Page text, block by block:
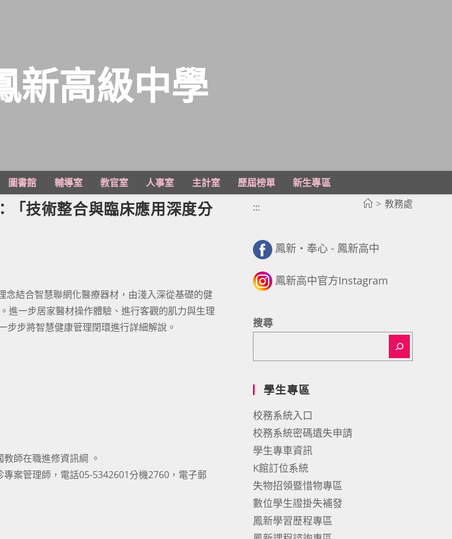
新高級中學
圖書館 輔導室 教官室 人事室 主計室 歷屆榜單
新生專區
> 教務處
「技術整合與臨床應用深度分
結合智慧聯網化醫療器材，由淺入深從基礎的健
進一步居家醫材操作體驗、進行客觀的肌力與生理
步步將智慧健康管理閉環進行詳細解說。
師在職進修資訊綱 。
案管理師，電話05-5342601分機2760，電子郵
:::
鳳新・奉心 - 鳳新高中
鳳新高中官方Instagram
搜尋
學生專區
校務系統入口
校務系統密碼遺失申請
學生專車資訊
K館訂位系統
失物招領暨惜物專區
數位學生證掛失補發
鳳新學習歷程專區